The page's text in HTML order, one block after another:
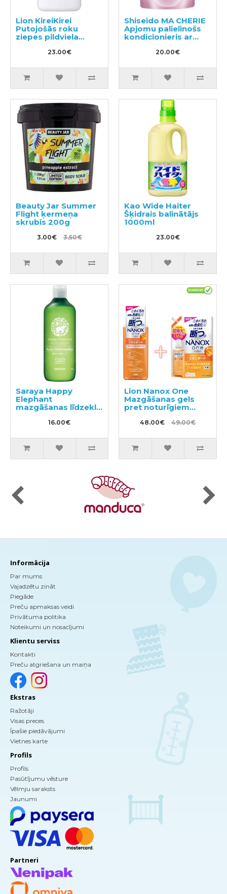
Lion KireiKirei
Putojošās roku
ziepes pildviela
23.00€
Shiseido MA CHERIE
Apjomu palielinošs
kondicionieris ar
ziedu-augļu
aromātu, pildviela
20.00€
Beauty Jar Summer
Flight ķermeņa
skrubis 200g
3.00€ 3.50€
Kao Wide Haiter
Šķidrais balinātājs
1000ml
23.00€
Saraya Happy
Elephant
mazgāšanas līdzeklis
trauku mazgājamai
mašīnai 420ml
16.00€
Lion Nanox One
Mazgāšanas gels
pret noturīgiem
traipiem 640g +
pildviela 1160g
48.00€ 49.00€
Informācija
Par mums
Vajadzētu zināt
Piegāde
Preču apmaksas veidi
Privātuma politika
Noteikumi un nosacījumi
Klientu serviss
Kontakti
Preču atgriešana un maiņa
Ekstras
Ražotāji
Visas preces
Īpašie piedāvājumi
Vietnes karte
Profils
Profils
Pasūtījumu vēsture
Vēlmju saraksts
Jaunumi
Partneri